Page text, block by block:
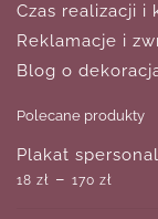
Czas realizacji i
Reklamacje i
Blog o
Polecane produkty
Plakat
18 zł – 170 zł